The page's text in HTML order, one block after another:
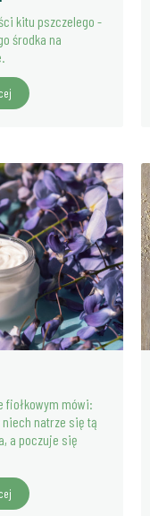
kitu pszczelego -
środka na
fiołkowym mówi:
niech natrze się tą
a poczuje się